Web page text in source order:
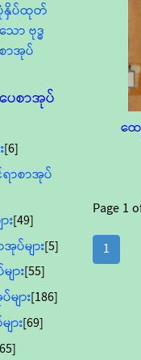
ပုံနှိပ်ထုတ်
ာ ဗုဒ္ဓ
ာအုပ်
ေစာအုပ်
[6]
ာစာအုပ်
း[49]
ပ်များ[5]
ား[55]
ျား[186]
ား[69]
ထ
Page1
1